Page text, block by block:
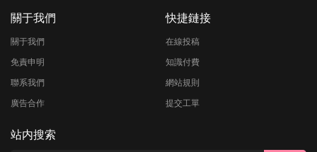
關于我們
關于我們
免責申明
聯系我們
廣告合作
快捷鏈接
在線投稿
知識付費
網站規則
提交工單
站内搜索